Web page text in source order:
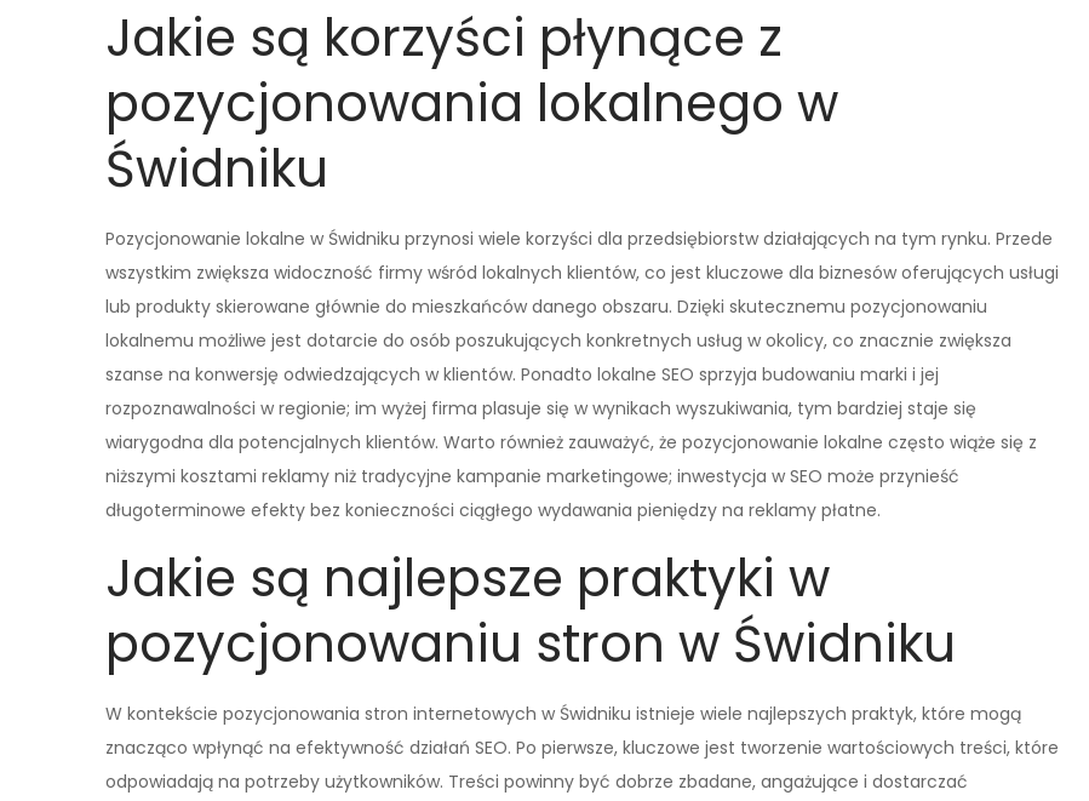
Jakie są korzyści płynące z
pozycjonowania lokalnego w
Świdniku
Pozycjonowanie lokalne w Świdniku przynosi wiele korzyści dla przedsiębiorstw działających na tym rynku. Przede
wszystkim zwiększa widoczność firmy wśród lokalnych klientów, co jest kluczowe dla biznesów oferujących usługi
lub produkty skierowane głównie do mieszkańców danego obszaru. Dzięki skutecznemu pozycjonowaniu
lokalnemu możliwe jest dotarcie do osób poszukujących konkretnych usług w okolicy, co znacznie zwiększa
szanse na konwersję odwiedzających w klientów. Ponadto lokalne SEO sprzyja budowaniu marki i jej
rozpoznawalności w regionie; im wyżej firma plasuje się w wynikach wyszukiwania, tym bardziej staje się
wiarygodna dla potencjalnych klientów. Warto również zauważyć, że pozycjonowanie lokalne często wiąże się z
niższymi kosztami reklamy niż tradycyjne kampanie marketingowe; inwestycja w SEO może przynieść
długoterminowe efekty bez konieczności ciągłego wydawania pieniędzy na reklamy płatne.
Jakie są najlepsze praktyki w
pozycjonowaniu stron w Świdniku
W kontekście pozycjonowania stron internetowych w Świdniku istnieje wiele najlepszych praktyk, które mogą
znacząco wpłynąć na efektywność działań SEO. Po pierwsze, kluczowe jest tworzenie wartościowych treści, które
odpowiadają na potrzeby użytkowników. Treści powinny być dobrze zbadane, angażujące i dostarczać